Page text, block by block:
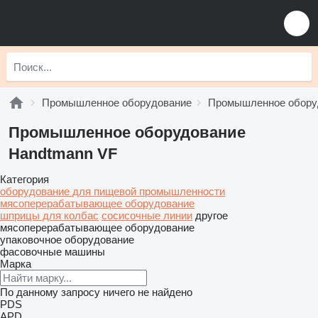
Промышленное оборудование Промышленное
Промышленное оборудование
Handtmann VF
Категория
оборудование для пищевой промышленности
мясоперерабатывающее оборудование
шприцы для колбас сосисочные линии другое
мясоперерабатывающее оборудование
упаковочное оборудование
фасовочные машины
Марка
По данному запросу ничего не найдено
PDS